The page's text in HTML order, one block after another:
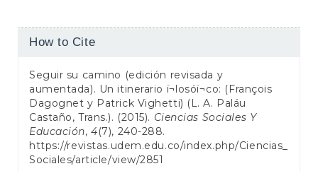
Article
How to Cite
Seguir su camino (edición revisada y
aumentada). Un itinerario ï¬losóï¬co: (François
Dagognet y Patrick Vighetti) (L. A. Paláu
Castaño, Trans.). (2015). Ciencias Sociales Y
Educación,4(7), 240-288.
https://revistas.udem.edu.co/index.php/Ciencias_
Sociales/article/view/2851